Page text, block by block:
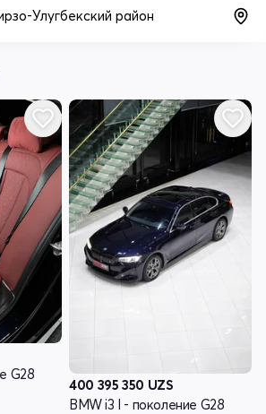
Улугбекский район
G28
400 395 350 UZS
BMW i3 I - поколение G28